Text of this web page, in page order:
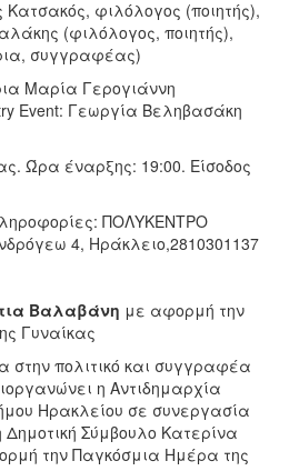
φιλόλογος (ποιητής),
(φιλόλογος, ποιητής),
συγγραφέας)
Μαρία Γερογιάννη
Event: Γεωργία Βεληβασάκη
Ώρα έναρξης: 19:00. Είσοδος
ΠΟΛΥΚΕΝΤΡΟ
4, Ηράκλειο,2810301137
Βαλαβάνη με αφορμή την
Γυναίκας
πολιτικό και συγγραφέα
η Αντιδημαρχία
Ηρακλείου σε συνεργασία
Σύμβουλο Κατερίνα
την Παγκόσμια Ημέρα της